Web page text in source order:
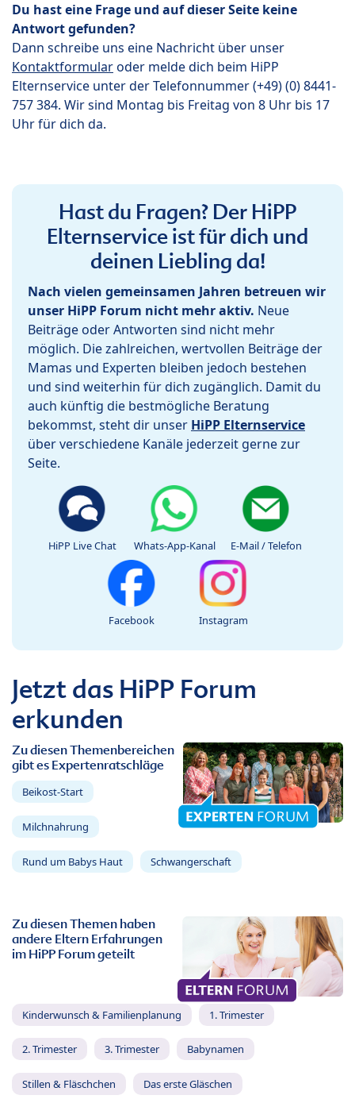
Du hast eine Frage und auf dieser Seite keine
Antwort gefunden?
Dann schreibe uns eine Nachricht über unser
Kontaktformularoder melde dich beim HiPP
Elternservice unter der Telefonnummer (+49) (0) 8441-
757 384. Wir sind Montag bis Freitag von 8 Uhr bis 17
Uhr für dich da.
Hast du Fragen? Der HiPP
Elternservice ist für dich und
deinen Liebling da!
Nach vielen gemeinsamen Jahren betreuen wir
unser HiPP Forum nicht mehr aktiv. Neue
Beiträge oder Antworten sind nicht mehr
möglich. Die zahlreichen, wertvollen Beiträge der
Mamas und Experten bleiben jedoch bestehen
und sind weiterhin für dich zugänglich. Damit du
auch künftig die bestmögliche Beratung
bekommst, steht dir unser HiPP Elternservice
über verschiedene Kanäle jederzeit gerne zur
Seite.
HiPP Live Chat Whats-App-Kanal E-Mail / Telefon
Facebook Instagram
Jetzt das HiPP Forum
erkunden
Zu diesen Themenbereichen
gibt es Expertenratschläge
Beikost-Start
Milchnahrung
Rund um Babys Haut Schwangerschaft
Zu diesen Themen haben
andere Eltern Erfahrungen
im HiPP Forum geteilt
Kinderwunsch & Familienplanung 1. Trimester
2. Trimester 3. Trimester Babynamen
Stillen & Fläschchen Das erste Gläschen